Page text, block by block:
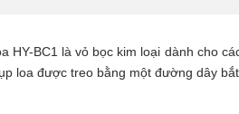
HY-BC1 là vỏ bọc kim loại dành cho
loa được treo bằng một đường dây